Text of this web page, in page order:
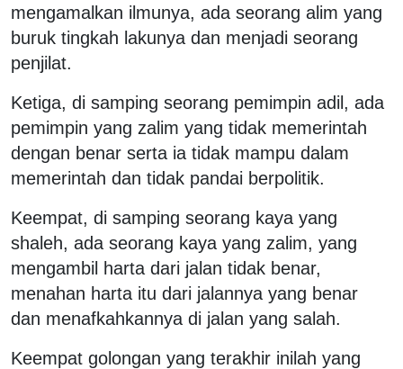
mengamalkan ilmunya, ada seorang alim yang
buruk tingkah lakunya dan menjadi seorang
penjilat.
Ketiga, di samping seorang pemimpin adil, ada
pemimpin yang zalim yang tidak memerintah
dengan benar serta ia tidak mampu dalam
memerintah dan tidak pandai berpolitik.
Keempat, di samping seorang kaya yang
shaleh, ada seorang kaya yang zalim, yang
mengambil harta dari jalan tidak benar,
menahan harta itu dari jalannya yang benar
dan menafkahkannya di jalan yang salah.
Keempat golongan yang terakhir inilah yang